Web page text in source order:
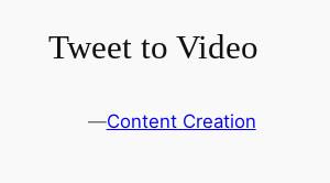
Tweet to Video
—Content Creation